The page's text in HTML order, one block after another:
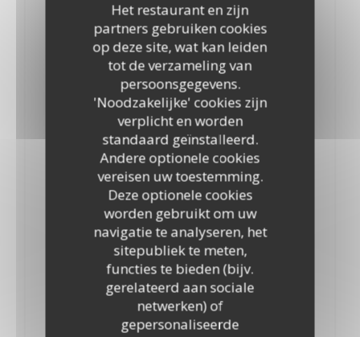
Het restaurant en zijn
partners gebruiken cookies
op deze site, wat kan leiden
tot de verzameling van
persoonsgegevens.
'Noodzakelijke' cookies zijn
verplicht en worden
standaard geïnstalleerd.
Andere optionele cookies
vereisen uw toestemming.
Deze optionele cookies
worden gebruikt om uw
navigatie te analyseren, het
sitepubliek te meten,
functies te bieden (bijv.
gerelateerd aan sociale
netwerken) of
gepersonaliseerde
Whisky Lagavulin
12,00 EUR
Whisky Nikka
10,00 EUR
Bourbon Jim Beam
5,50 EUR
Whiskey Jack Daniel’s
8,00 EUR
Bourbon Marker’s Mark
9,00 EUR
Whisky Sexton